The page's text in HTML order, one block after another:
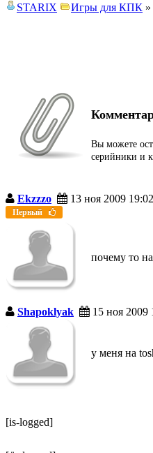
STARIX Игры для КПК »
Вы можете
серийники и
Ekzzzo 13 ноя 2009 19:02
Первый
почему то
Shapoklyak 15 ноя 2009
у меня на
[is-logged]